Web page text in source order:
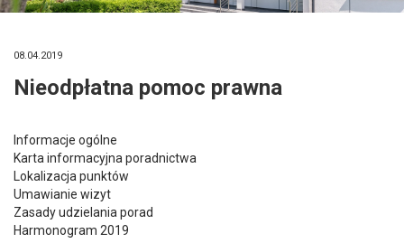
08.04.2019
Nieodpłatna pomoc prawna
Informacje ogólne
Karta informacyjna poradnictwa
Lokalizacja punktów
Umawianie wizyt
Zasady udzielania porad
Harmonogram 2019